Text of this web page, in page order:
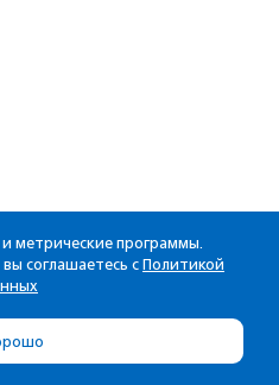
метрические программы.
соглашаетесь с Политикой